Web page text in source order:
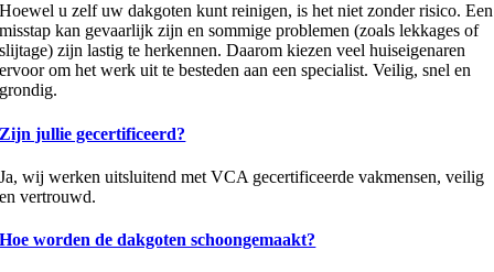
Hoewel u zelf uw dakgoten kunt reinigen, is het niet zonder risico. Een
misstap kan gevaarlijk zijn en sommige problemen (zoals lekkages of
slijtage) zijn lastig te herkennen. Daarom kiezen veel huiseigenaren
ervoor om het werk uit te besteden aan een specialist. Veilig, snel en
grondig.
Zijn jullie gecertificeerd?
Ja, wij werken uitsluitend met VCA gecertificeerde vakmensen, veilig
en vertrouwd.
Hoe worden de dakgoten schoongemaakt?